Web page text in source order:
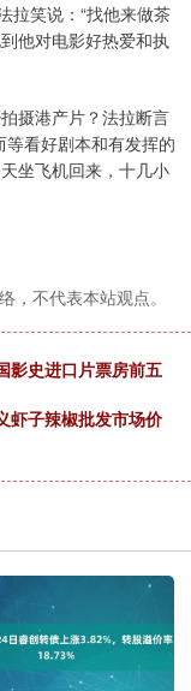
拉笑说：“找他来做茶
他对电影好热爱和执
摄港产片？法拉断言
看好剧本和有发挥的
坐飞机回来，十几小
，不代表本站观点。
影史进口片票房前五
虾子辣椒批发市场价